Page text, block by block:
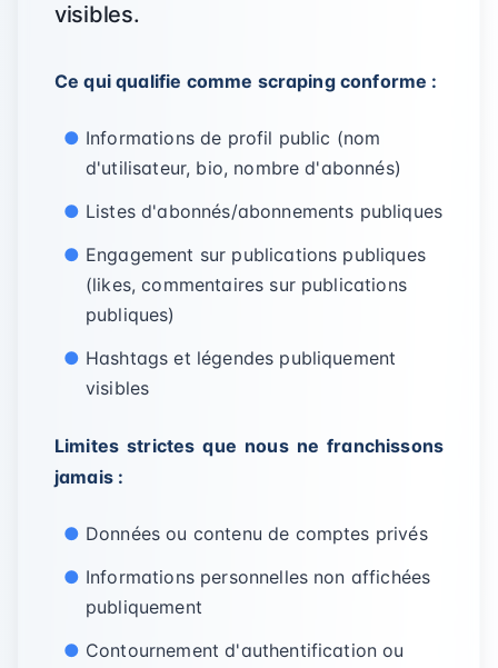
visibles.
Ce qui qualifie comme scraping conforme :
Informations de profil public (nom
d'utilisateur, bio, nombre d'abonnés)
Listes d'abonnés/abonnements publiques
Engagement sur publications publiques
(likes, commentaires sur publications
publiques)
Hashtags et légendes publiquement
visibles
Limites strictes que nous ne franchissons
jamais :
Données ou contenu de comptes privés
Informations personnelles non affichées
publiquement
Contournement d'authentification ou